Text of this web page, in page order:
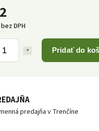
bez DPH
Pridať do
predajňa v Trenčíne